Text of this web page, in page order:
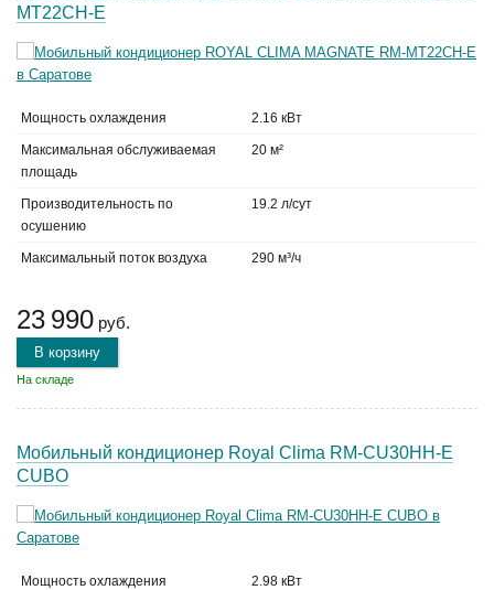
MT22CH-E
Мощность охлаждения 2.16 кВт
Максимальная обслуживаемая
площадь
20 м²
Производительность по
осушению
19.2 л/сут
Максимальный поток воздуха 290 м³/ч
23 990 руб.
В корзину
На складе
Мобильный кондиционер Royal Clima RM-CU30HH-E
CUBO
Мощность охлаждения 2.98 кВт